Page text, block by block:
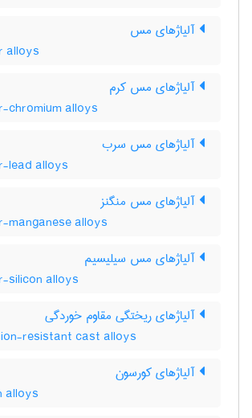
آلیاژهای مس
alloys
آلیاژهای مس کرم
chromium alloys
آلیاژهای مس سرب
lead alloys
آلیاژهای مس منگنز
manganese alloys
آلیاژهای مس سیلیسیم
silicon alloys
آلیاژهای ریختگی مقاوم خوردگی
resistant cast alloys
آلیاژهای کورسون
alloys